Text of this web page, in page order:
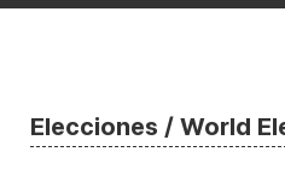
Elecciones / World